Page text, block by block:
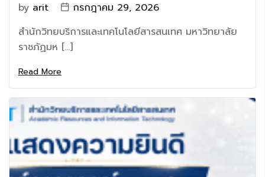
by arit
กรกฎาคม 29, 2026
สำนักวิทยบริการและเทคโนโลยีสารสนเทศ มหาวิทยาลัย
ราชภัฏมห […]
Read More